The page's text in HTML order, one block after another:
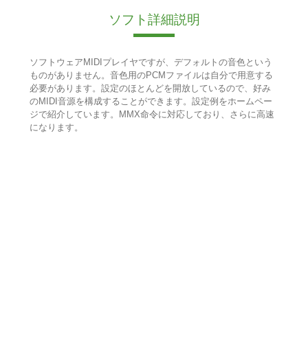
ソフト詳細説明
ソフトウェアMIDIプレイヤですが、デフォルトの音色という
ものがありません。音色用のPCMファイルは自分で用意する
必要があります。設定のほとんどを開放しているので、好み
のMIDI音源を構成することができます。設定例をホームペー
ジで紹介しています。MMX命令に対応しており、さらに高速
になります。